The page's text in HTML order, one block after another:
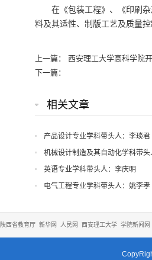
在《包装工程》、《印刷
料及其适性、制版工艺及质量
上一篇： 西安理工大学高科学院
下一篇：
相关文章
产品设计专业学科带头人：李琰君
机械设计制造及其自动化学科带
英语专业学科带头人：李庆明
电气工程专业学科带头人：姚李孝
陕西省教育厅 新华网 人民网 西安理工大学 学院新闻网